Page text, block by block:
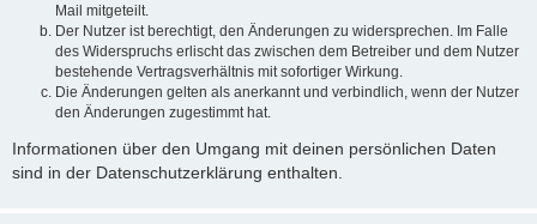
Mail mitgeteilt.
Der Nutzer ist berechtigt, den Änderungen zu widersprechen. Im Falle
des Widerspruchs erlischt das zwischen dem Betreiber und dem Nutzer
bestehende Vertragsverhältnis mit sofortiger Wirkung.
Die Änderungen gelten als anerkannt und verbindlich, wenn der Nutzer
den Änderungen zugestimmt hat.
Informationen über den Umgang mit deinen persönlichen Daten
sind in der Datenschutzerklärung enthalten.